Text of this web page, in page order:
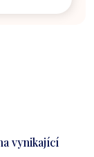
vynikající